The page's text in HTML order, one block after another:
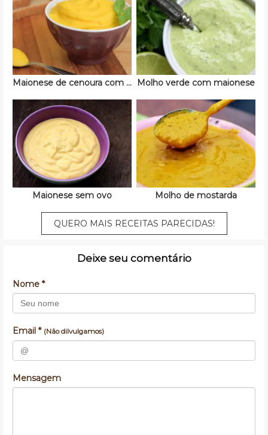
Maionese de cenoura com ovo Molho verde com maionese
Maionese sem ovo Molho de mostarda
QUERO MAIS RECEITAS PARECIDAS!
Deixe seu comentário
Nome *
Email * (Não dilvulgamos)
Mensagem